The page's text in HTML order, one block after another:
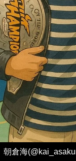
朝倉海